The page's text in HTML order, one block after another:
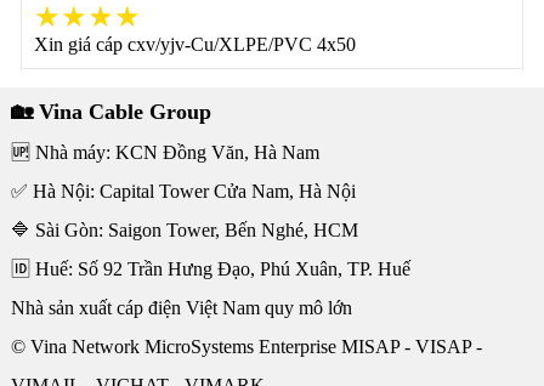
★★★★
Xin giá cáp cxv/yjv-Cu/XLPE/PVC 4x50
🏡 Vina Cable Group
🆙 Nhà máy: KCN Đồng Văn, Hà Nam
✅ Hà Nội: Capital Tower Cửa Nam, Hà Nội
🔷 Sài Gòn: Saigon Tower, Bến Nghé, HCM
🆔 Huế: Số 92 Trần Hưng Đạo, Phú Xuân, TP. Huế
Nhà sản xuất cáp điện Việt Nam quy mô lớn
© Vina Network MicroSystems Enterprise MISAP - VISAP -